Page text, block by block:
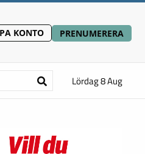
KONTO PRENUMERERA
Lördag 8 Aug